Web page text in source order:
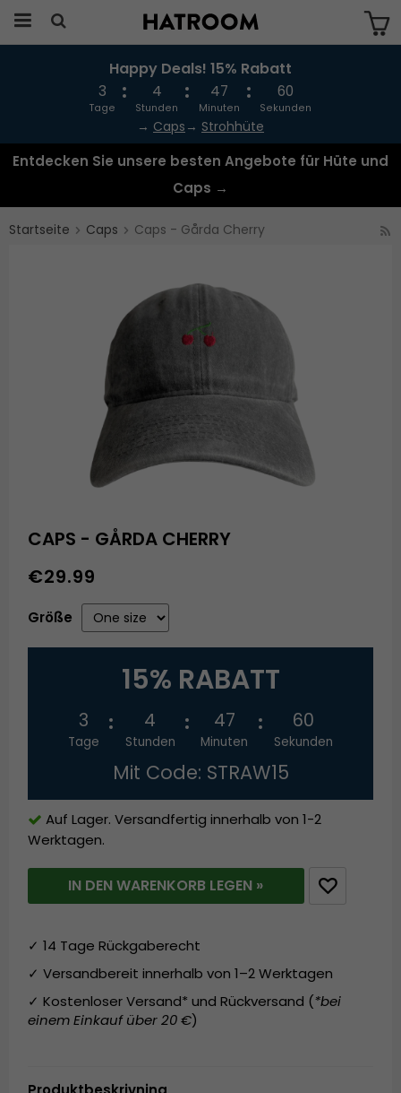
Das Produkt wurde in Ihren Warenkorb
gelegt
Happy Deals! 15% Rabatt
3
Tage
4
Stunden
47
Minuten
60
Sekunden
→ Caps → Strohhüte
Entdecken Sie unsere besten Angebote für Hüte und
Caps →
Startseite Caps Caps - Gårda Cherry
CAPS - GÅRDA CHERRY
€29.99
Größe
15% RABATT
3
Tage
4
Stunden
47
Minuten
60
Sekunden
Mit Code: STRAW15
Auf Lager. Versandfertig innerhalb von 1-2
Werktagen.
IN DEN WARENKORB LEGEN »
✓ 14 Tage Rückgaberecht
✓ Versandbereit innerhalb von 1–2 Werktagen
✓ Kostenloser Versand* und Rückversand (*bei
einem Einkauf über 20 €)